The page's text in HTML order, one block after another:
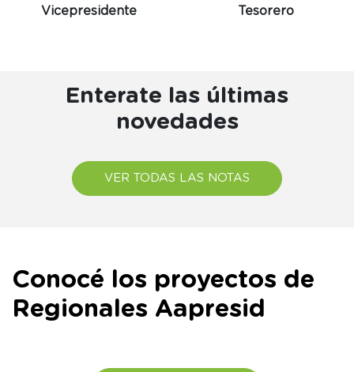
Vicepresidente
Tesorero
Enterate las últimas
novedades
VER TODAS LAS NOTAS
Conocé los proyectos de
Regionales Aapresid